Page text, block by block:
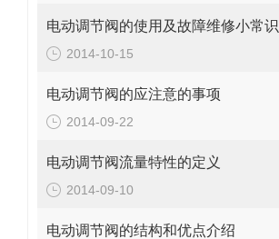
电动调节阀的使用及故障维修小常识
2014-10-15
电动调节阀的应注意的事项
2014-09-22
电动调节阀流量特性的定义
2014-09-10
电动调节阀的结构和优点介绍